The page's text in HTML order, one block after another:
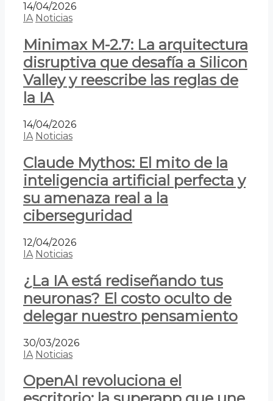
14/04/2026
IA Noticias
Minimax M-2.7: La arquitectura
disruptiva que desafía a Silicon
Valley y reescribe las reglas de
la IA
14/04/2026
IA Noticias
Claude Mythos: El mito de la
inteligencia artificial perfecta y
su amenaza real a la
ciberseguridad
12/04/2026
IA Noticias
¿La IA está rediseñando tus
neuronas? El costo oculto de
delegar nuestro pensamiento
30/03/2026
IA Noticias
OpenAI revoluciona el